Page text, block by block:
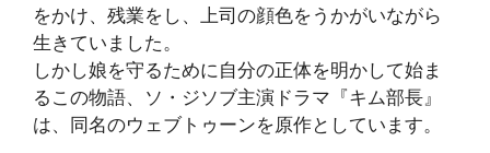
をかけ、残業をし、上司の顔色をうかがいながら
生きていました。
しかし娘を守るために自分の正体を明かして始ま
るこの物語、ソ・ジソブ主演ドラマ『キム部長』
は、同名のウェブトゥーンを原作としています。